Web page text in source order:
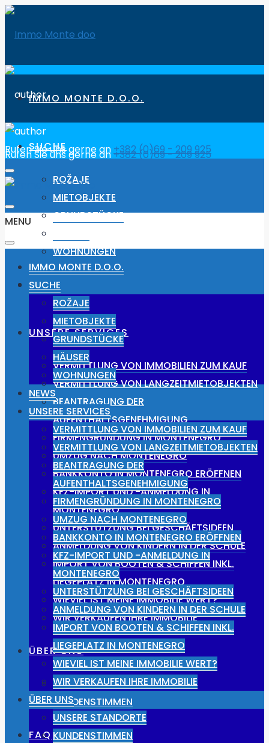
Rufen Sie uns gerne an+382 (0)69 - 209 925
IMMO MONTE D.O.O.
SUCHE
ROŽAJE
MIETOBJEKTE
GRUNDSTÜCKE
WOHNUNGEN
NEWS
UNSERE SERVICES
VERMITTLUNG VON IMMOBILIEN ZUM KAUF
VERMITTLUNG VON LANGZEITMIETOBJEKTEN
BEANTRAGUNG DER
AUFENTHALTSGENEHMIGUNG
FIRMENGRÜNDUNG IN MONTENEGRO
UMZUG NACH MONTENEGRO
BANKKONTO IN MONTENEGRO ERÖFFNEN
KFZ-IMPORT UND -ANMELDUNG IN
MONTENEGRO
UNTERSTÜTZUNG BEI GESCHÄFTSIDEEN
ANMELDUNG VON KINDERN IN DER SCHULE
IMPORT VON BOOTEN & SCHIFFEN INKL.
LIEGEPLATZ IN MONTENEGRO
WIEVIEL IST MEINE IMMOBILIE WERT?
WIR VERKAUFEN IHRE IMMOBILIE
ÜBER UNS
UNSERE STANDORTE
KUNDENSTIMMEN
FAQ
Rufen Sie uns gerne an +382 (0)69 - 209 925
MENU
IMMO MONTE D.O.O.
SUCHE
ROŽAJE
MIETOBJEKTE
GRUNDSTÜCKE
HÄUSER
WOHNUNGEN
NEWS
UNSERE SERVICES
VERMITTLUNG VON IMMOBILIEN ZUM KAUF
VERMITTLUNG VON LANGZEITMIETOBJEKTEN
BEANTRAGUNG DER
AUFENTHALTSGENEHMIGUNG
FIRMENGRÜNDUNG IN MONTENEGRO
UMZUG NACH MONTENEGRO
BANKKONTO IN MONTENEGRO ERÖFFNEN
KFZ-IMPORT UND -ANMELDUNG IN
MONTENEGRO
UNTERSTÜTZUNG BEI GESCHÄFTSIDEEN
ANMELDUNG VON KINDERN IN DER SCHULE
IMPORT VON BOOTEN & SCHIFFEN INKL.
LIEGEPLATZ IN MONTENEGRO
WIEVIEL IST MEINE IMMOBILIE WERT?
WIR VERKAUFEN IHRE IMMOBILIE
ÜBER UNS
UNSERE STANDORTE
KUNDENSTIMMEN